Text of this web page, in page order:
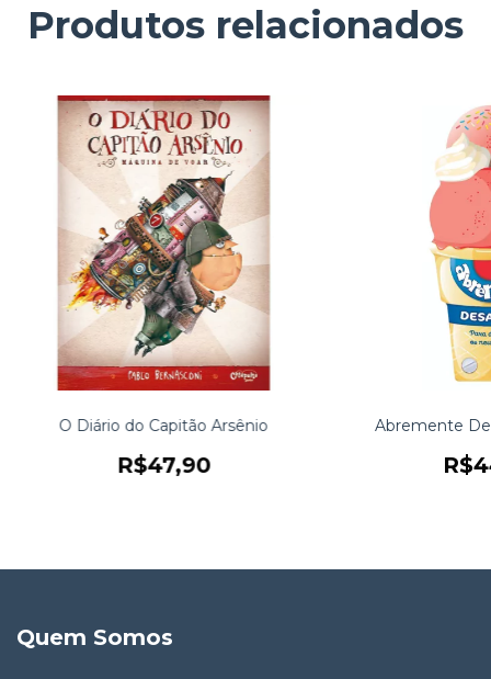
Produtos relacionados
O Diário do Capitão Arsênio
R$47,90
Abremente
Quem Somos